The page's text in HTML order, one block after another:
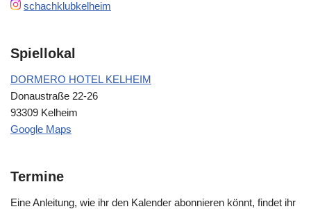
schachklubkelheim
Spiellokal
DORMERO HOTEL KELHEIM
Donaustraße 22-26
93309 Kelheim
Google Maps
Termine
Eine Anleitung, wie ihr den Kalender abonnieren könnt, findet ihr